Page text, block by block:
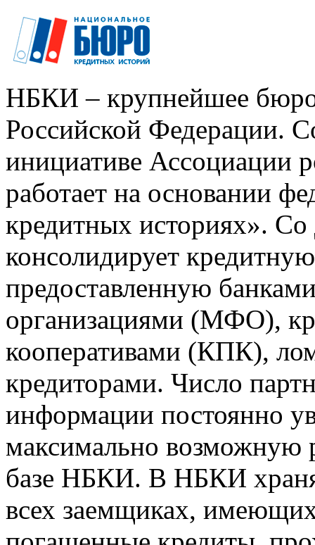
НБКИ – крупнейшее
Российской Федерации.
инициативе Ассоциации
работает на основании
кредитных историях».
консолидирует
предоставленную
организациями (МФО),
кооперативами (КПК),
кредиторами. Число
информации постоянно
максимально возможную
базе НБКИ. В НБКИ
всех заемщиках,